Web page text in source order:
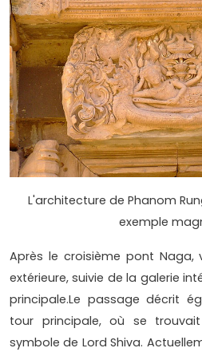
L'architecture de Phanom
exemple
Après le croisième pont Naga,
extérieure, suivie de la galerie
principale.Le passage décrit
tour principale, où se
symbole de Lord Shiva.